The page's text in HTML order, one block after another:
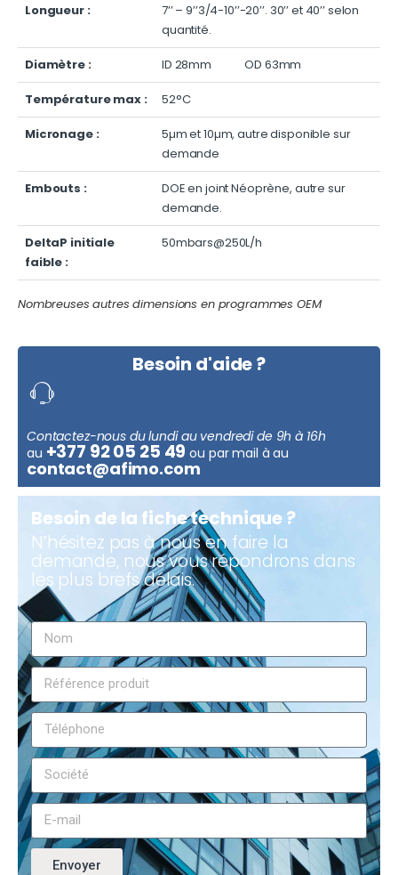
Longueur :
7’’ – 9’’3/4-10’’-20’’. 30’’ et 40’’ selon
quantité.
Diamètre : ID 28mm OD 63mm
Température max : 52°C
Micronage :
5µm et 10µm, autre disponible sur
demande
Embouts :
DOE en joint Néoprène, autre sur
demande.
DeltaP initiale
faible :
50mbars@250L/h
Nombreuses autres dimensions en programmes OEM
Besoin d'aide ?
Contactez-nous du lundi au vendredi de 9h à 16h
au +377 92 05 25 49 ou par mail à au
contact@afimo.com
Besoin de la fiche technique ?
N’hésitez pas à nous en faire la
demande, nous vous répondrons dans
les plus brefs délais.
Envoyer